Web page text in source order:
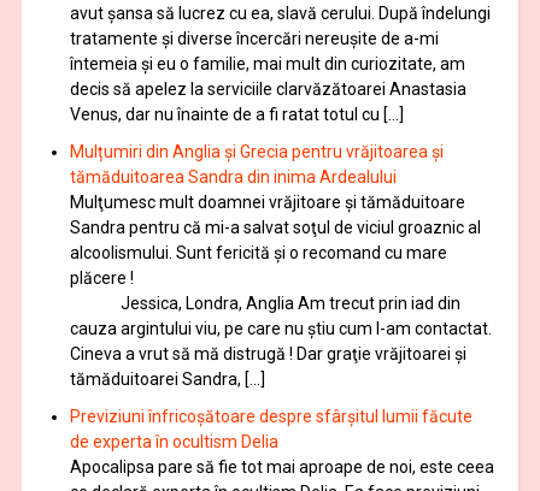
avut șansa să lucrez cu ea, slavă cerului. După îndelungi
tratamente şi diverse încercări nereușite de a-mi
întemeia şi eu o familie, mai mult din curiozitate, am
decis să apelez la serviciile clarvăzătoarei Anastasia
Venus, dar nu înainte de a fi ratat totul cu […]
Mulțumiri din Anglia și Grecia pentru vrăjitoarea și
tămăduitoarea Sandra din inima Ardealului
Mulţumesc mult doamnei vrăjitoare și tămăduitoare
Sandra pentru că mi-a salvat soţul de viciul groaznic al
alcoolismului. Sunt fericită și o recomand cu mare
plăcere !
Jessica, Londra, Anglia Am trecut prin iad din
cauza argintului viu, pe care nu știu cum l-am contactat.
Cineva a vrut să mă distrugă ! Dar graţie vrăjitoarei și
tămăduitoarei Sandra, […]
Previziuni înfricoșătoare despre sfârșitul lumii făcute
de experta în ocultism Delia
Apocalipsa pare să fie tot mai aproape de noi, este ceea